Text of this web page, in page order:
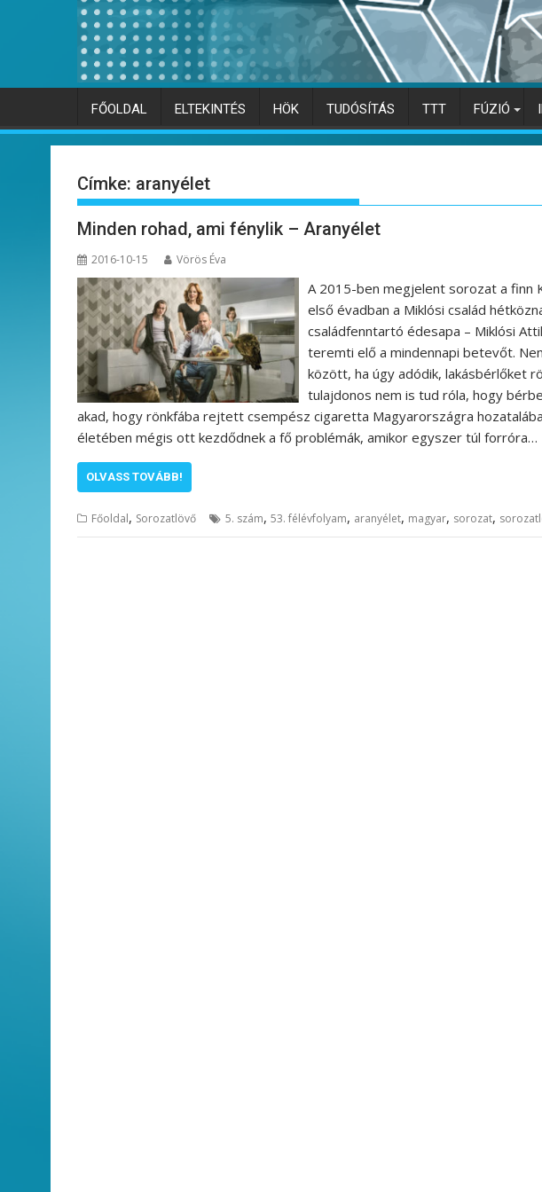
FŐOLDAL ELTEKINTÉS HÖK TUDÓSÍTÁS TTT FÚZIÓ
Címke: aranyélet
Minden rohad, ami fénylik – Aranyélet
2016-10-15 Vörös Éva
A 2015-ben megjelent sorozat a finn
első évadban a Miklósi család
családfenntartó édesapa – Miklósi
teremti elő a mindennapi betevőt.
között, ha úgy adódik, lakásbérlőket
tulajdonos nem is tud róla, hogy
akad, hogy rönkfába rejtett csempész cigaretta Magyarországra
életében mégis ott kezdődnek a fő problémák, amikor egyszer túl forróra…
OLVASS TOVÁBB!
Főoldal, Sorozatlövő 5. szám, 53. félévfolyam, aranyélet, magyar, sorozat,